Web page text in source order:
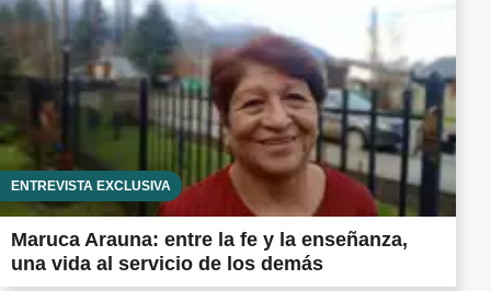
ENTREVISTA EXCLUSIVA
Maruca Arauna: entre la fe y la enseñanza,
una vida al servicio de los demás